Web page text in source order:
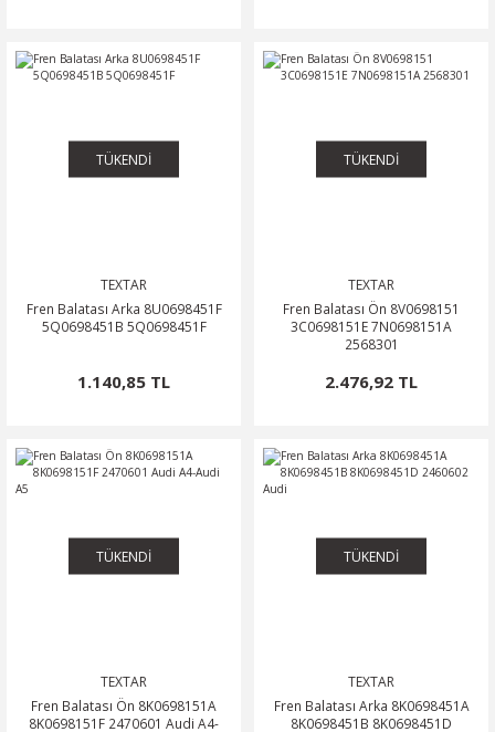
TÜKENDİ
TEXTAR
Fren Balatası Arka 8U0698451F
5Q0698451B 5Q0698451F
1.140,85 TL
TÜKENDİ
TEXTAR
Fren Balatası Ön 8V0698151
3C0698151E 7N0698151A
2568301
2.476,92 TL
TÜKENDİ
TEXTAR
Fren Balatası Ön 8K0698151A
8K0698151F 2470601 Audi A4-
TÜKENDİ
TEXTAR
Fren Balatası Arka 8K0698451A
8K0698451B 8K0698451D